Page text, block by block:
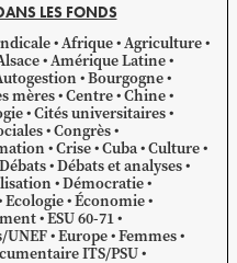
LES FONDS
Afrique Agriculture
Amérique Latine
Bourgogne
mères Centre Chine
Cités universitaires
Congrès
Crise Cuba Culture
Débats Débats et analyses
Démocratie
Ecologie Économie
ESU 60-71
UNEF Europe Femmes
ITS/PSU